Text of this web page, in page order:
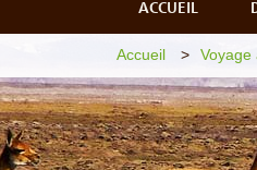
ACCUEIL
Accueil Voyage